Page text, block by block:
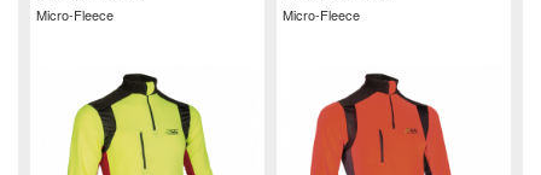
Micro-Fleece
Micro-Fleece